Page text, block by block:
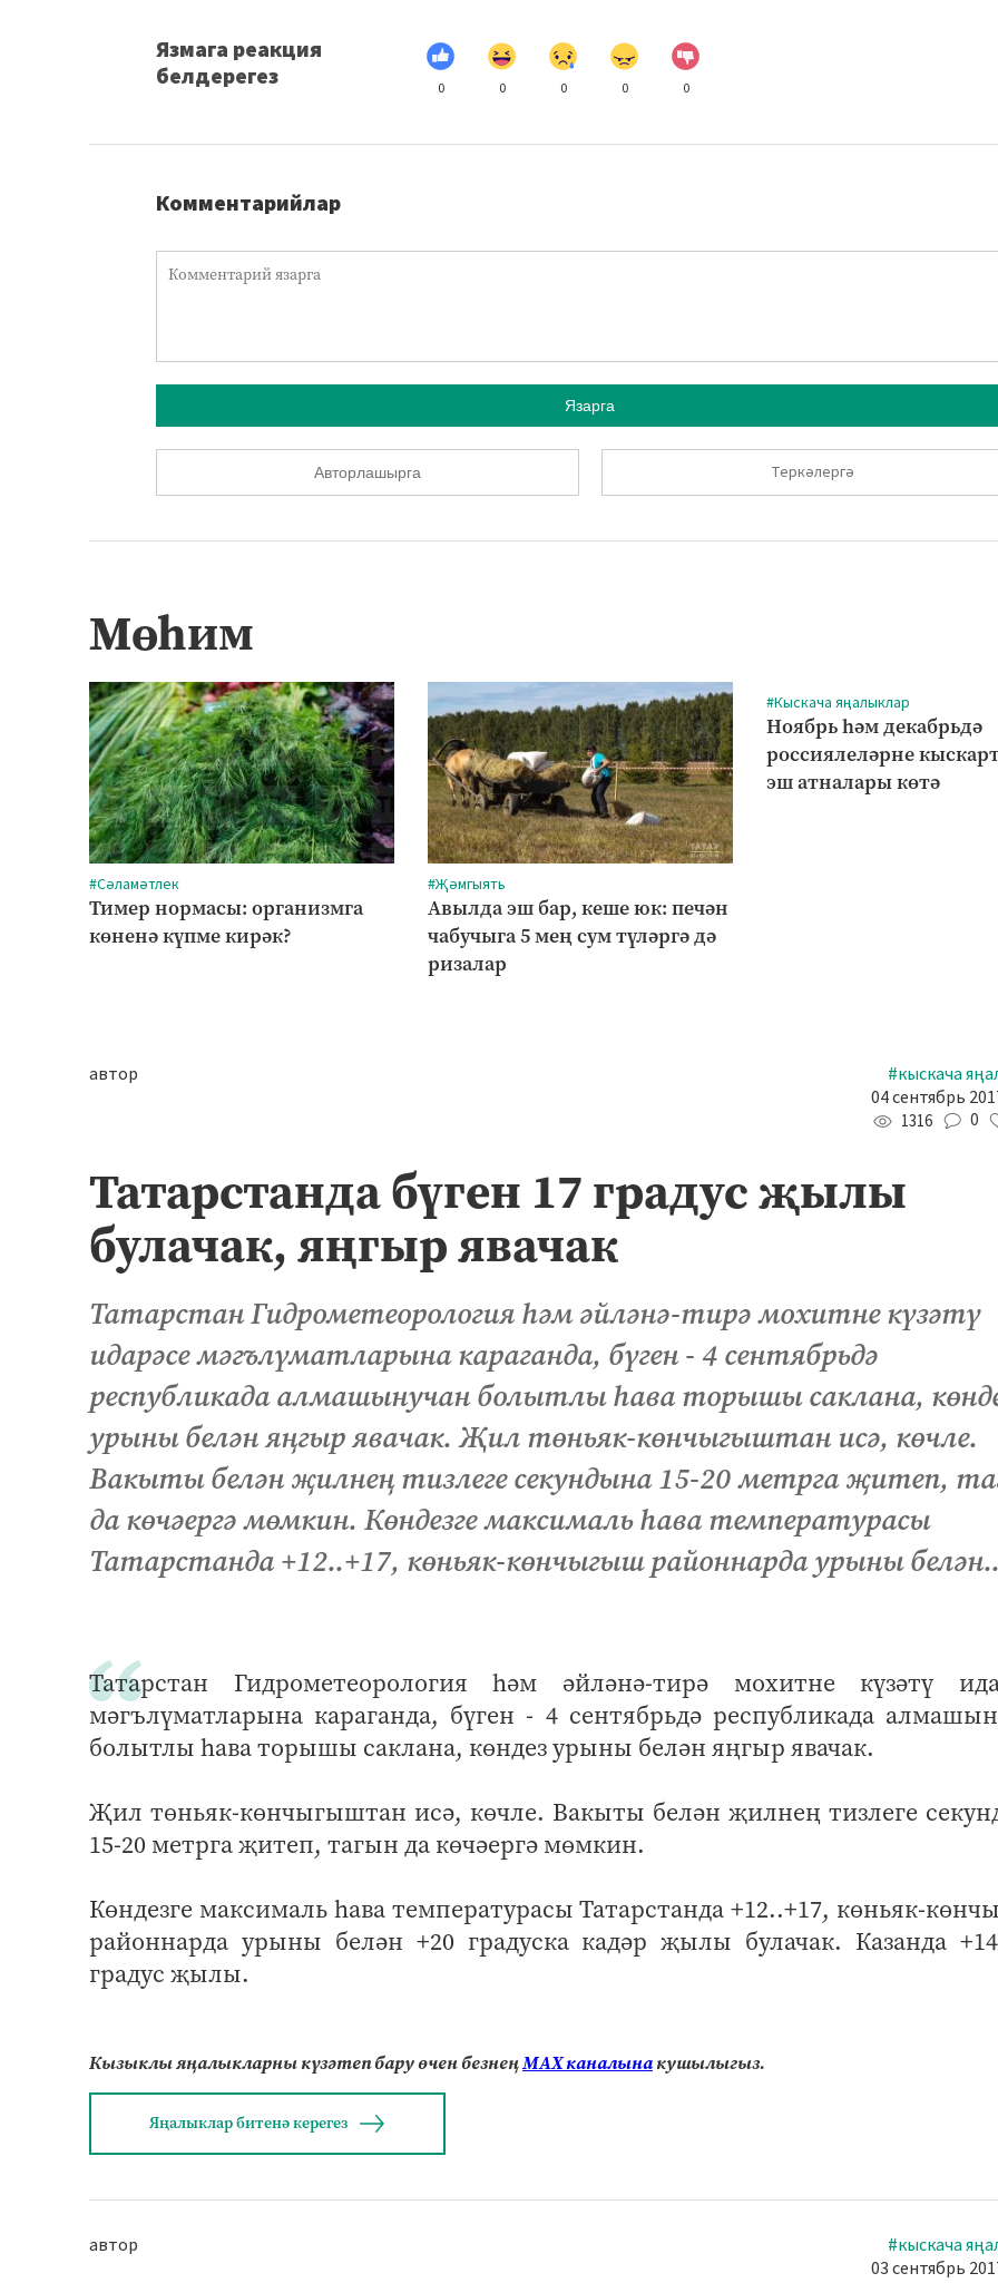
Язмага реакция
белдерегез
0 0 0 0 0
Комментарийлар
Язарга
Авторлашырга Теркәлергә
Мөһим
#Сәламәтлек
Тимер нормасы: организмга
көненә күпме кирәк?
#Җәмгыять
Авылда эш бар, кеше юк: печән
чабучыга 5 мең сум түләргә дә
ризалар
#Кыскача яңалыклар
Ноябрь һәм декабрьдә
россиялеләрне
эш атналары көтә
автор
#кыскача
04 сентябрь
1316 0
Татарстанда бүген 17 градус җылы
булачак, яңгыр явачак
Татарстан Гидрометеорология һәм әйләнә-тирә мохитне күзәтү
идарәсе мәгълүматларына караганда, бүген - 4 сентябрьдә
республикада алмашынучан болытлы һава торышы саклана,
урыны белән яңгыр явачак. Җил төньяк-көнчыгыштан исә, көчле.
Вакыты белән җилнең тизлеге секундына 15-20 метрга җитеп,
да көчәергә мөмкин. Көндезге максималь һава температурасы
Татарстанда +12..+17, көньяк-көнчыгыш районнарда урыны
Татарстан Гидрометеорология һәм әйләнә-тирә мохитне күзәтү
мәгълүматларына караганда, бүген - 4 сентябрьдә республикада
болытлы һава торышы саклана, көндез урыны белән яңгыр явачак.
Җил төньяк-көнчыгыштан исә, көчле. Вакыты белән җилнең тизлеге
15-20 метрга җитеп, тагын да көчәергә мөмкин.
Көндезге максималь һава температурасы Татарстанда +12..+17, көньяк-
районнарда урыны белән +20 градуска кадәр җылы булачак. Казанда
градус җылы.
Кызыклы яңалыкларны күзәтеп бару өчен безнеңМАХ каналынакушылыгыз.
Яңалыклар битенә керегез
автор
#кыскача
03 сентябрь